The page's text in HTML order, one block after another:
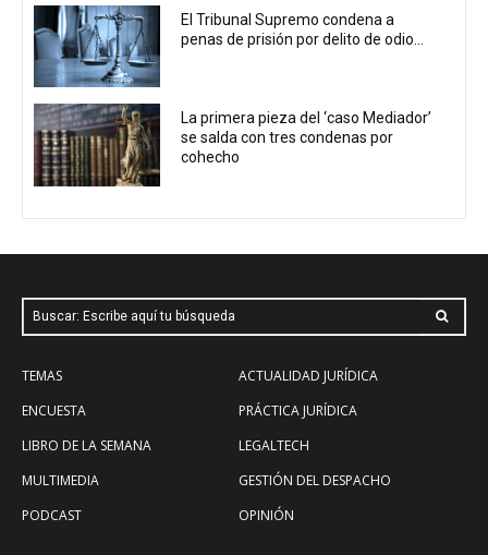
El Tribunal Supremo condena a
penas de prisión por delito de odio...
La primera pieza del ‘caso Mediador’
se salda con tres condenas por
cohecho
Buscar: Escribe aquí tu búsqueda
TEMAS
ENCUESTA
LIBRO DE LA SEMANA
MULTIMEDIA
PODCAST
ACTUALIDAD JURÍDICA
PRÁCTICA JURÍDICA
LEGALTECH
GESTIÓN DEL DESPACHO
OPINIÓN